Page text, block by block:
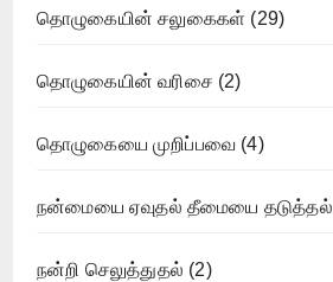
தொழுகையின் சலுகைகள் (29)
தொழுகையின் வரிசை (2)
தொழுகையை முறிப்பவை (4)
நன்மையை ஏவுதல் தீமையை தடுத்தல்
நன்றி செலுத்துதல் (2)